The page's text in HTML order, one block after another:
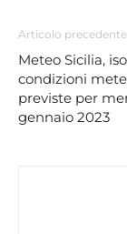
Articolo precedente
Meteo Sicilia,
condizioni
previste per
gennaio 2023